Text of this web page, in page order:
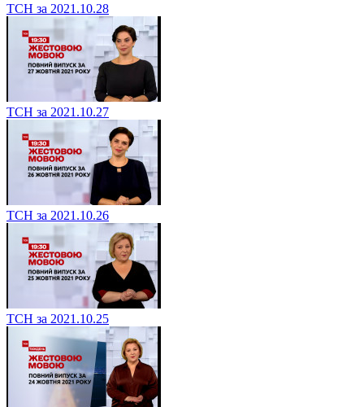
ТСН за 2021.10.28
ТСН за 2021.10.27
ТСН за 2021.10.26
ТСН за 2021.10.25